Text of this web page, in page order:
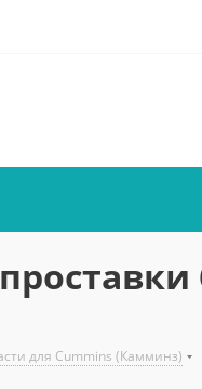
для Cummins (Камминз)